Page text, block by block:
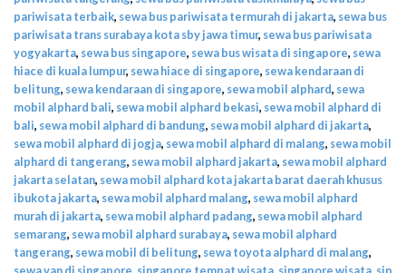
pariwisata terbaik, sewa bus pariwisata termurah di jakarta, sewa bus
pariwisata trans surabaya kota sby jawa timur, sewa bus pariwisata
yogyakarta, sewa bus singapore, sewa bus wisata di singapore, sewa
hiace di kuala lumpur, sewa hiace di singapore, sewa kendaraan di
belitung, sewa kendaraan di singapore, sewa mobil alphard, sewa
mobil alphard bali, sewa mobil alphard bekasi, sewa mobil alphard di
bali, sewa mobil alphard di bandung, sewa mobil alphard di jakarta,
sewa mobil alphard di jogja, sewa mobil alphard di malang, sewa mobil
alphard di tangerang, sewa mobil alphard jakarta, sewa mobil alphard
jakarta selatan, sewa mobil alphard kota jakarta barat daerah khusus
ibukota jakarta, sewa mobil alphard malang, sewa mobil alphard
murah di jakarta, sewa mobil alphard padang, sewa mobil alphard
semarang, sewa mobil alphard surabaya, sewa mobil alphard
tangerang, sewa mobil di belitung, sewa toyota alphard di malang,